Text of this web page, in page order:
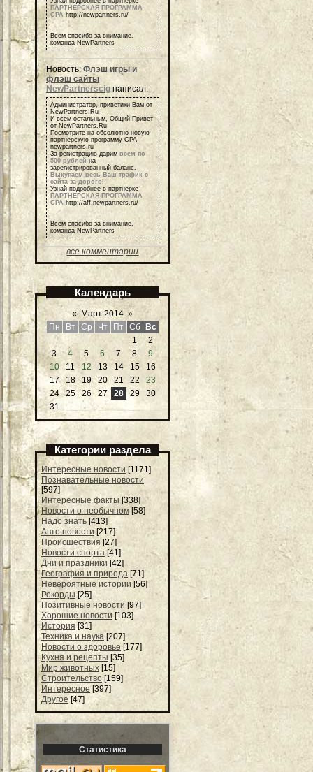
ПАРТНЕРСКАЯ ПРОГРАММА
СРА http://newpartners.ru/
Всем спасибо за внимание,
команда NewPartners
Новость:Флэш игры и
флэш сайты
NewPartnerscigнаписал:
Администратор, приветики Вам от
NewPartners.Ru
И всем остальным, Общий Привет
от NewPartners.Ru
Посмотрите на обсолютно новую
партнерскую программу СРА
newpartners.ru
За регистрацию дарим всем по
500 рублей на
зарегистрированный баланс.
Выкупаем весь Ваш трафик с
сайта за дорого!
Узнай подробнее в партнерке -
ПАРТНЕРСКАЯ ПРОГРАММА
СРАhttp://aff.newpartners.ru/
Всем спасибо за внимание,
команда NewPartners
все комментарии
Календарь
« Март 2014 »
Пн
Вт Ср Чт Пт Сб Вс
1
2
3
4 5 6 7 8
9
10
11 12 13 14 15
16
17
18 19 20 21 22
23
24
25 26 27 28 29
30
31
Категории раздела
Интересные новости [1171]
Познавательные новости
[597]
Интересные факты [338]
Новости о необычном [58]
Надо знать [413]
Авто новости [217]
Происшествия [27]
Новости спорта [41]
Дни и праздники [42]
География и природа [71]
Невероятные истории [56]
Рекорды [25]
Позитивные новости [97]
Хорошие новости [103]
История [31]
Техника и наука [207]
Новости о здоровье [177]
Кухня и рецепты [35]
Мир животных [15]
Строительство [159]
Интересное [397]
Другое [47]
Статистика